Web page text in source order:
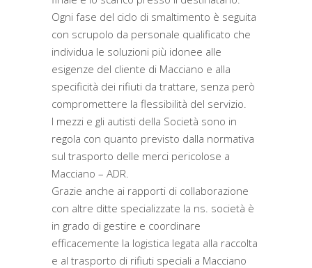
Ogni fase del ciclo di smaltimento è seguita
con scrupolo da personale qualificato che
individua le soluzioni più idonee alle
esigenze del cliente di Macciano e alla
specificità dei rifiuti da trattare, senza però
compromettere la flessibilità del servizio.
I mezzi e gli autisti della Società sono in
regola con quanto previsto dalla normativa
sul trasporto delle merci pericolose a
Macciano – ADR.
Grazie anche ai rapporti di collaborazione
con altre ditte specializzate la ns. società è
in grado di gestire e coordinare
efficacemente la logistica legata alla raccolta
e al trasporto di rifiuti speciali a Macciano